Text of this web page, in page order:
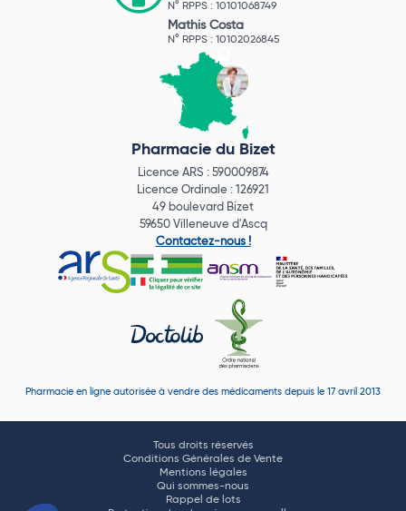
N° RPPS : 10101068749
Mathis Costa
N° RPPS : 10102026845
Pharmacie du Bizet
Licence ARS : 590009874
Licence Ordinale : 126921
49 boulevard Bizet
59650 Villeneuve d'Ascq
Contactez-nous !
Pharmacie en ligne autorisée à vendre des médicaments depuis le 17 avril 2013
Tous droits réservés
Conditions Générales de Vente
Mentions légales
Qui sommes-nous
Rappel de lots